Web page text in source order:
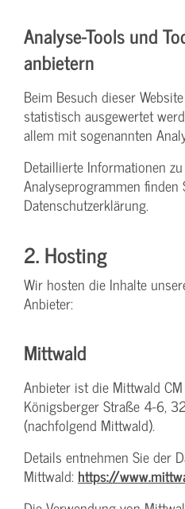
Analyse-Tools und
anbietern
Beim Besuch dieser
statistisch ausgewertet
allem mit sogenannten
Detaillierte Informationen
Analyseprogrammen
Datenschutzerklärung.
2. Hosting
Wir hosten die Inhalte
Anbieter:
Mittwald
Anbieter ist die Mittwald
Königsberger Straße 4-6,
(nachfolgend Mittwald).
Details entnehmen Sie der
Mittwald: https://